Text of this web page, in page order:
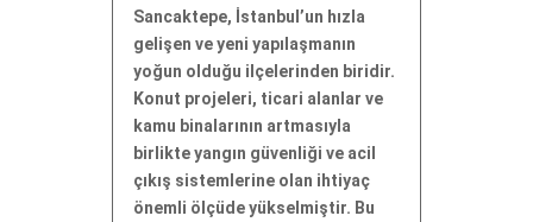
Sancaktepe, İstanbul’un hızla
gelişen ve yeni yapılaşmanın
yoğun olduğu ilçelerinden biridir.
Konut projeleri, ticari alanlar ve
kamu binalarının artmasıyla
birlikte yangın güvenliği ve acil
çıkış sistemlerine olan ihtiyaç
önemli ölçüde yükselmiştir. Bu